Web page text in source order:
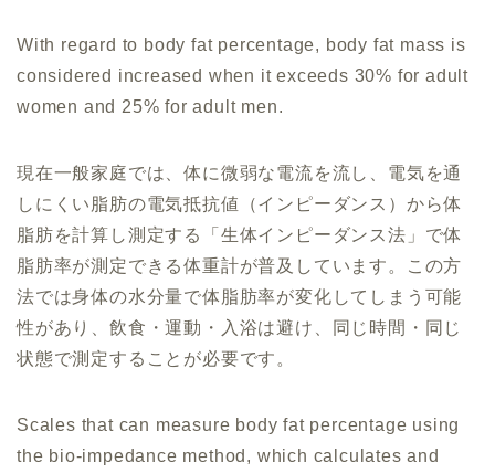
With regard to body fat percentage, body fat mass is
considered increased when it exceeds 30% for adult
women and 25% for adult men.
現在一般家庭では、体に微弱な電流を流し、電気を通
しにくい脂肪の電気抵抗値（インピーダンス）から体
脂肪を計算し測定する「生体インピーダンス法」で体
脂肪率が測定できる体重計が普及しています。この方
法では身体の水分量で体脂肪率が変化してしまう可能
性があり、飲食・運動・入浴は避け、同じ時間・同じ
状態で測定することが必要です。
Scales that can measure body fat percentage using
the bio-impedance method, which calculates and